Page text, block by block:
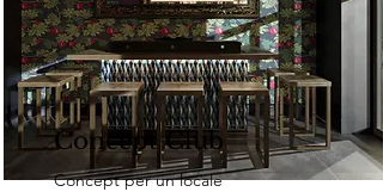
Concept Club
Concept per un locale